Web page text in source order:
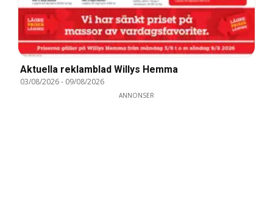
Aktuella reklamblad Willys Hemma
03/08/2026- 09/08/2026
ANNONSER